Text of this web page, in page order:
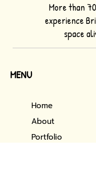
MENU
More than
experience
space
Home
About
Portfolio